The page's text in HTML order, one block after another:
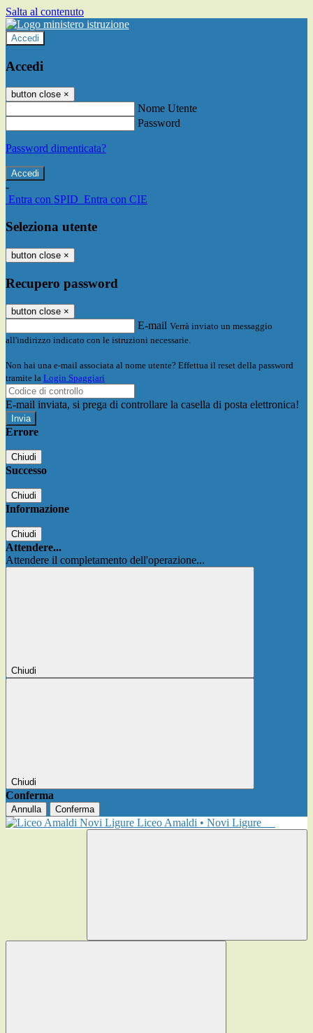
Salta al contenuto
Accedi
Accedi
button close ×
Nome Utente
Password
Password dimenticata?
-
Entra con SPID Entra con CIE
Seleziona utente
button close ×
Recupero password
button close ×
E-mail Verrà inviato un messaggio
all'indirizzo indicato con le istruzioni necessarie.
Non hai una e-mail associata al nome utente? Effettua il reset della password
tramite la Login Spaggiari
E-mail inviata, si prega di controllare la casella di posta elettronica!
Errore
Chiudi
Successo
Chiudi
Informazione
Chiudi
Attendere...
Attendere il completamento dell'operazione...
Chiudi
Chiudi
Conferma
Annulla Conferma
Liceo Amaldi • Novi Ligure